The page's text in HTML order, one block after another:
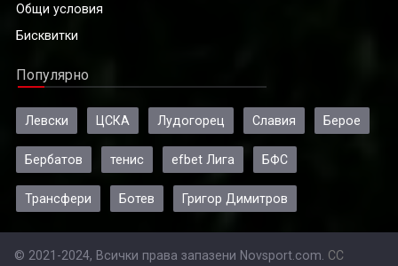
Общи условия
Бисквитки
Популярно
Левски ЦСКА Лудогорец Славия Берое
Бербатов тенис efbet Лига БФС
Трансфери Ботев Григор Димитров
© 2021-2024, Всички права запазени Novsport.com. CC